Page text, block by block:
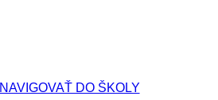
NAVIGOVAŤ DO ŠKOLY